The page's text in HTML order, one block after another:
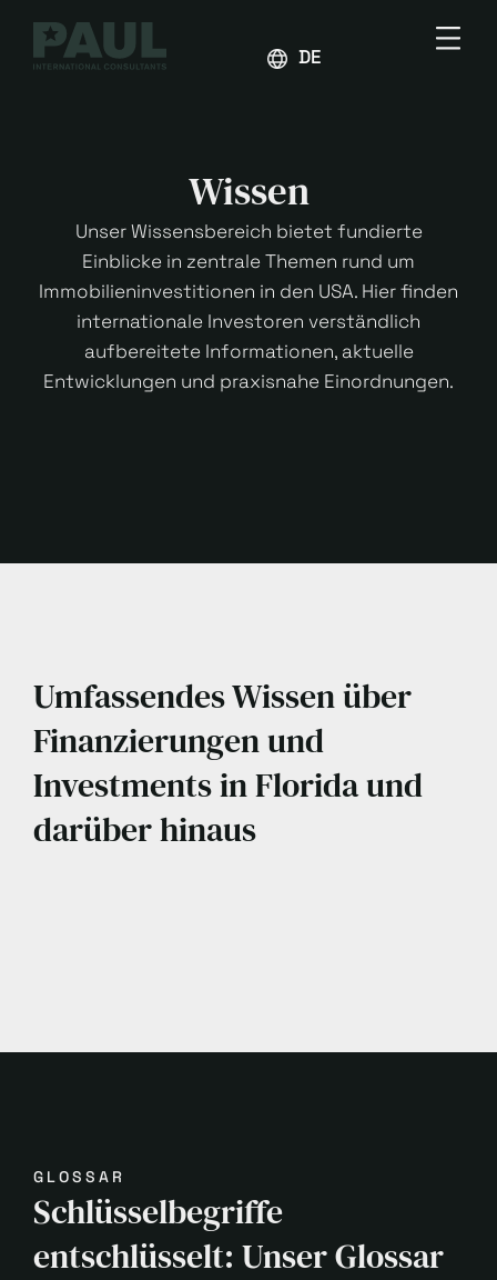
DEUTSCH
Wissen
Unser Wissensbereich bietet fundierte
Einblicke in zentrale Themen rund um
Immobilieninvestitionen in den USA. Hier finden
internationale Investoren verständlich
aufbereitete Informationen, aktuelle
Entwicklungen und praxisnahe Einordnungen.
Umfassendes Wissen über
Finanzierungen und
Investments in Florida und
darüber hinaus
GLOSSAR
Schlüsselbegriffe
entschlüsselt: Unser Glossar